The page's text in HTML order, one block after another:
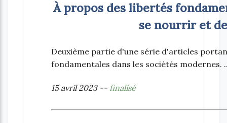
À propos des libertés
se nourrir et
Deuxième partie d'une série d'articles
fondamentales dans les sociétés modernes.
15 avril 2023 -- finalisé